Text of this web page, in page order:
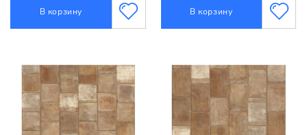
В корзину В корзину